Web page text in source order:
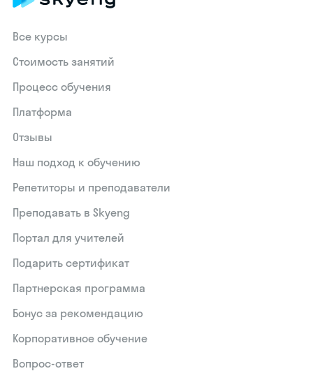
Все курсы
Стоимость занятий
Процесс обучения
Платформа
Отзывы
Наш подход к обучению
Репетиторы и преподаватели
Преподавать в Skyeng
Портал для учителей
Подарить сертификат
Партнерская программа
Бонус за рекомендацию
Корпоративное обучение
Вопрос-ответ